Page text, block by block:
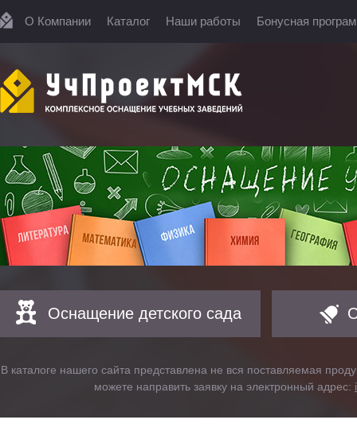
О Компании Каталог Наши работы Бонусная
Оснащение детского сада
В каталоге нашего сайта представлена не вся поставляемая
можете направить заявку на электронный адрес: